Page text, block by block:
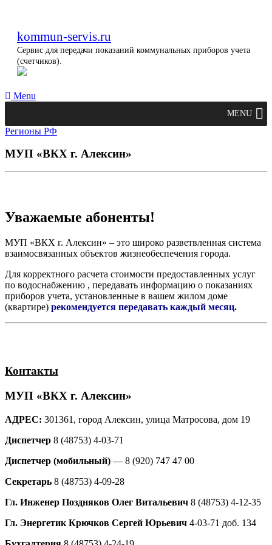
kommun-servis.ru
Сервис для передачи показаний коммунальных приборов учета
(счетчиков).
Menu
MENU
Регионы РФ
МУП «ВКХ г. Алексин»
Уважаемые абоненты!
МУП «ВКХ г. Алексин» – это широко разветвленная система
взаимосвязанных объектов жизнеобеспечения города.
Для корректного расчета стоимости предоставленных услуг
по водоснабжению , передавать информацию о показаниях
приборов учета, установленные в вашем жилом доме
(квартире) рекомендуется передавать каждый месяц.
Контакты
МУП «ВКХ г. Алексин»
АДРЕС: 301361, город Алексин, улица Матросова, дом 19
Диспетчер 8 (48753) 4-03-71
Диспетчер (мобильный) — 8 (920) 747 47 00
Секретарь 8 (48753) 4-09-28
Гл. Инженер Поздняков Олег Витальевич 8 (48753) 4-12-35
Гл. Энергетик Крючков Сергей Юрьевич 4-03-71 доб. 134